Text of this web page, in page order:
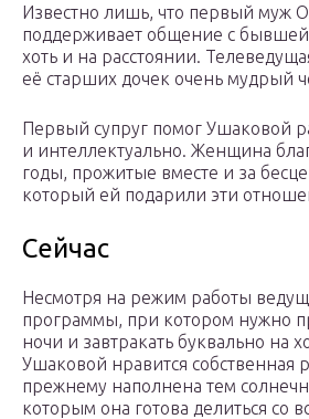
Известно лишь, что первый муж
поддерживает общение с
хоть и на расстоянии.
её старших дочек очень мудрый
Первый супруг помог Ушаковой
и интеллектуально. Женщина
годы, прожитые вместе и за
который ей подарили эти
Сейчас
Несмотря на режим работы
программы, при котором нужно
ночи и завтракать буквально на
Ушаковой нравится собственная
прежнему наполнена тем
которым она готова делиться со